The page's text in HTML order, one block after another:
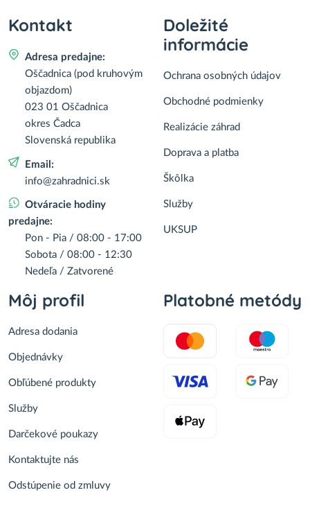
Kontakt
Adresa predajne:
Oščadnica (pod kruhovým
objazdom)
023 01 Oščadnica
okres Čadca
Slovenská republika
Email:
info@zahradnici.sk
Otváracie hodiny
predajne:
Pon - Pia / 08:00 - 17:00
Sobota / 08:00 - 12:30
Nedeľa / Zatvorené
Doležité
informácie
Ochrana osobných údajov
Obchodné podmienky
Realizácie záhrad
Doprava a platba
Škôlka
Služby
UKSUP
Môj profil
Adresa dodania
Objednávky
Obľúbené produkty
Služby
Darčekové poukazy
Kontaktujte nás
Odstúpenie od zmluvy
Platobné metódy